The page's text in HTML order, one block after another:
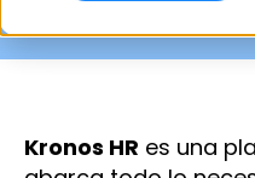
Kronos HR es una